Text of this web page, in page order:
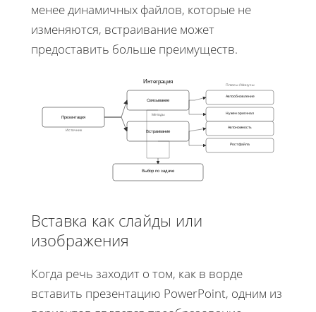
менее динамичных файлов, которые не
изменяются, встраивание может
предоставить больше преимуществ.
Интеграция
Презентация
Связывание
Встраивание
Автообновление
Нужен оригинал
Автономность
Рост файла
Выбор по задаче
Источник
Методы
Плюсы / Минусы
Вставка как слайды или
изображения
Когда речь заходит о том, как в ворде
вставить презентацию PowerPoint, одним из